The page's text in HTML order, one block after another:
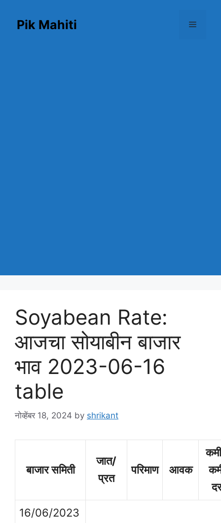
contentPik Mahiti Menu
Soyabean Rate:
आजचा सोयाबीन बाजार
भाव 2023-06-16
table
नोव्हेंबर 18, 2024 by shrikant
बाजार समिती
जात/
प्रत
परिमाण आवक
16/06/2023